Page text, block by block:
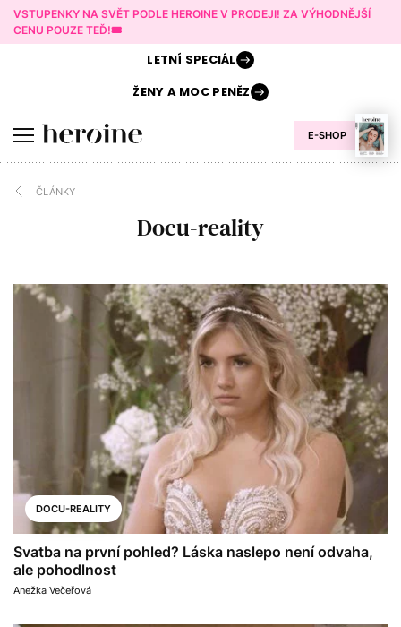
VSTUPENKY NA SVĚT PODLE HEROINE V PRODEJI! ZA VÝHODNĚJŠÍ
CENU POUZE TEĎ!🎟️
E-SHOP
LETNÍ SPECIÁL
ŽENY AMOC PENĚZ
ČLÁNKY
Docu-reality
DOCU-REALITY
Svatba na první pohled? Láska naslepo není odvaha,
ale pohodlnost
Anežka Večeřová